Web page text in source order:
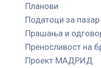
Планови
Податоци за пазар
Прашања и
Преносливост на
Проект МАДРИД